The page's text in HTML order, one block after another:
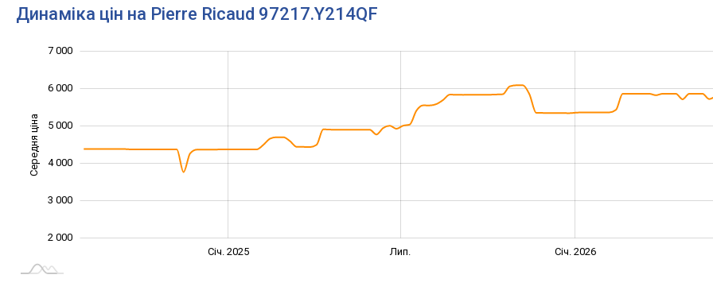
Динаміка цін на Pierre Ricaud 97217.Y214QF
Середня ціна
2 000
3 000
4 000
5 000
6 000
7 000
Січ. 2025 Лип. Січ. 2026